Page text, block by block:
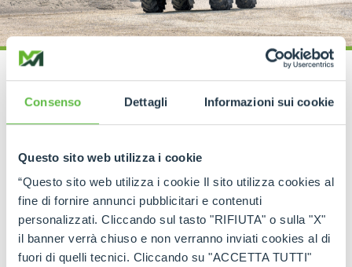
Consenso Dettagli Informazioni sui cookie
Questo sito web utilizza i cookie
“Questo sito web utilizza i cookie Il sito utilizza cookies al
fine di fornire annunci pubblicitari e contenuti
personalizzati. Cliccando sul tasto "RIFIUTA" o sulla "X"
il banner verrà chiuso e non verranno inviati cookies al di
fuori di quelli tecnici. Cliccando su "ACCETTA TUTTI"
SPECIAL MACHINES
Tool handler tractor
Powerful and multi-purpose
Merlo enters the forestry sector with a complete
range of high-tech machines, designed and